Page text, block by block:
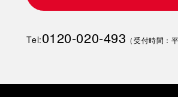
Tel:0120-020-493 （受付時間：